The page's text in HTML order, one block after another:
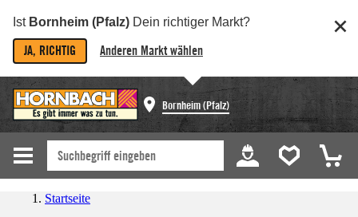
Ist Bornheim (Pfalz) Dein richtiger Markt?
JA, RICHTIG Anderen Markt wählen
Bornheim (Pfalz)
Startseite